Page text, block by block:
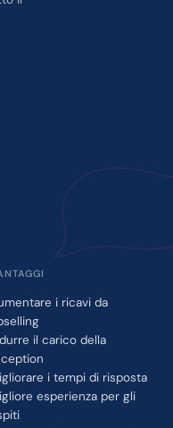
i ricavi da
il carico della
i tempi di risposta
esperienza per gli